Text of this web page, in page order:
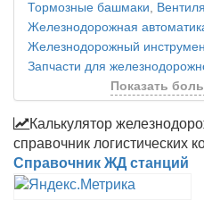
Тормозные башмаки,
Железнодорожная
Железнодорожный
Запчасти для
Показать
Калькулятор
справочник логистических
Справочник ЖД станций